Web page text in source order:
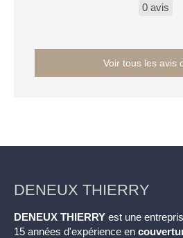
0 avis
Voir tous les avis
DENEUX THIERRY
DENEUX THIERRY est une
15 années d'expérience en